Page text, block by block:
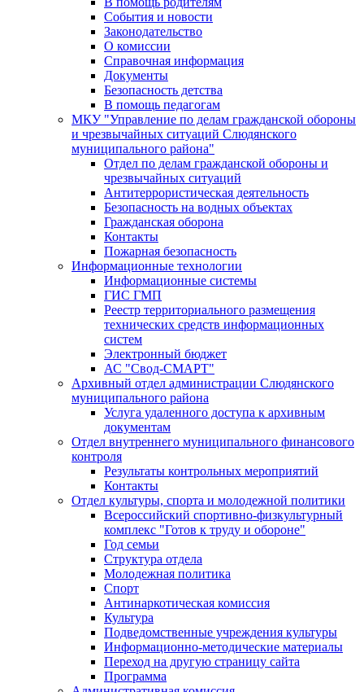
События и новости
Законодательство
О комиссии
Справочная информация
Документы
Безопасность детства
В помощь педагогам
МКУ "Управление по делам гражданской обороны
и чрезвычайных ситуаций Слюдянского
муниципального района"
Отдел по делам гражданской обороны и
чрезвычайных ситуаций
Антитеррористическая деятельность
Безопасность на водных объектах
Гражданская оборона
Контакты
Пожарная безопасность
Информационные технологии
Информационные системы
ГИС ГМП
Реестр территориального размещения
технических средств информационных
систем
Электронный бюджет
АС "Свод-СМАРТ"
Архивный отдел администрации Слюдянского
муниципального района
Услуга удаленного доступа к архивным
документам
Отдел внутреннего муниципального финансового
контроля
Результаты контрольных мероприятий
Контакты
Отдел культуры, спорта и молодежной политики
Всероссийский спортивно-физкультурный
комплекс "Готов к труду и обороне"
Год семьи
Структура отдела
Молодежная политика
Спорт
Антинаркотическая комиссия
Культура
Подведомственные учреждения культуры
Информационно-методические материалы
Переход на другую страницу сайта
Программа